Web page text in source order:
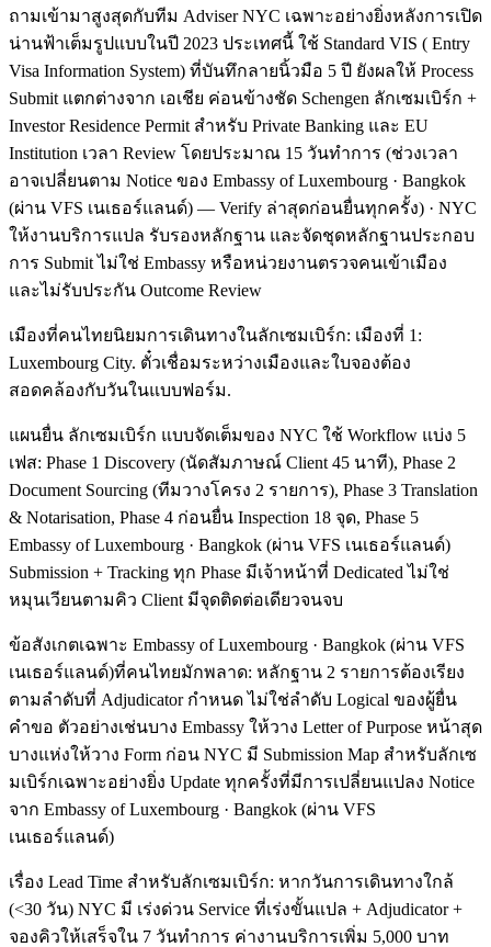
ถามเข้ามาสูงสุดกับทีม Adviser NYC เฉพาะอย่างยิ่งหลังการเปิด
น่านฟ้าเต็มรูปแบบในปี 2023 ประเทศนี้ ใช้ Standard VIS ( Entry
Visa Information System) ที่บันทึกลายนิ้วมือ 5 ปี ยังผลให้ Process
Submit แตกต่างจาก เอเชีย ค่อนข้างชัด Schengen ลักเซมเบิร์ก +
Investor Residence Permit สำหรับ Private Banking และ EU
Institution เวลา Review โดยประมาณ 15 วันทำการ (ช่วงเวลา
อาจเปลี่ยนตาม Notice ของ Embassy of Luxembourg · Bangkok
(ผ่าน VFS เนเธอร์แลนด์) — Verify ล่าสุดก่อนยื่นทุกครั้ง) · NYC
ให้งานบริการแปล รับรองหลักฐาน และจัดชุดหลักฐานประกอบ
การ Submit ไม่ใช่ Embassy หรือหน่วยงานตรวจคนเข้าเมือง
และไม่รับประกัน Outcome Review
เมืองที่คนไทยนิยมการเดินทางในลักเซมเบิร์ก: เมืองที่ 1:
Luxembourg City. ตั๋วเชื่อมระหว่างเมืองและใบจองต้อง
สอดคล้องกับวันในแบบฟอร์ม.
แผนยื่น ลักเซมเบิร์ก แบบจัดเต็มของ NYC ใช้ Workflow แบ่ง 5
เฟส: Phase 1 Discovery (นัดสัมภาษณ์ Client 45 นาที), Phase 2
Document Sourcing (ทีมวางโครง 2 รายการ), Phase 3 Translation
& Notarisation, Phase 4 ก่อนยื่น Inspection 18 จุด, Phase 5
Embassy of Luxembourg · Bangkok (ผ่าน VFS เนเธอร์แลนด์)
Submission + Tracking ทุก Phase มีเจ้าหน้าที่ Dedicated ไม่ใช่
หมุนเวียนตามคิว Client มีจุดติดต่อเดียวจนจบ
ข้อสังเกตเฉพาะ Embassy of Luxembourg · Bangkok (ผ่าน VFS
เนเธอร์แลนด์)ที่คนไทยมักพลาด: หลักฐาน 2 รายการต้องเรียง
ตามลำดับที่ Adjudicator กำหนด ไม่ใช่ลำดับ Logical ของผู้ยื่น
คำขอ ตัวอย่างเช่นบาง Embassy ให้วาง Letter of Purpose หน้าสุด
บางแห่งให้วาง Form ก่อน NYC มี Submission Map สำหรับลักเซ
มเบิร์กเฉพาะอย่างยิ่ง Update ทุกครั้งที่มีการเปลี่ยนแปลง Notice
จาก Embassy of Luxembourg · Bangkok (ผ่าน VFS
เนเธอร์แลนด์)
เรื่อง Lead Time สำหรับลักเซมเบิร์ก: หากวันการเดินทางใกล้
(<30 วัน) NYC มี เร่งด่วน Service ที่เร่งขั้นแปล + Adjudicator +
จองคิวให้เสร็จใน 7 วันทำการ ค่างานบริการเพิ่ม 5,000 บาท